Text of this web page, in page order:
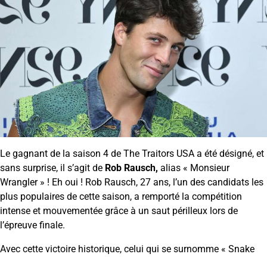
Le gagnant de la saison 4 de The Traitors USA a été désigné, et
sans surprise, il s’agit de Rob Rausch, alias « Monsieur
Wrangler » ! Eh oui ! Rob Rausch, 27 ans, l’un des candidats les
plus populaires de cette saison, a remporté la compétition
intense et mouvementée grâce à un saut périlleux lors de
l’épreuve finale.
Avec cette victoire historique, celui qui se surnomme « Snake